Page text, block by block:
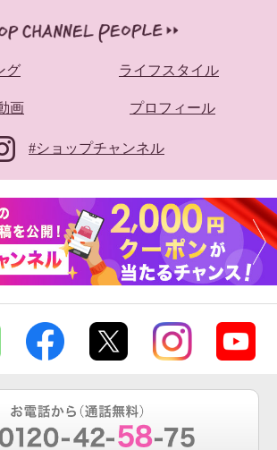
グ ライフスタイル
画 プロフィール
#ショップチャンネル